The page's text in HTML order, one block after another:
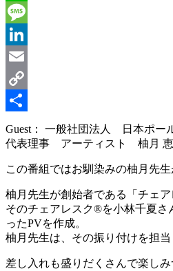
Line
Message
LinkedIn
Email
Copy
Link
共
有
Guest： 一般社団法人 日本ポー
代表理事 アーティスト 柚月 恵
この番組ではお馴染みの柚月先生
柚月先生が創始者である「チェア
そのチェアレスク®︎を小林千夏さ
ったPVを作成。
柚月先生は、その振り付けを担当
差し入れも盛りだくさんで楽し